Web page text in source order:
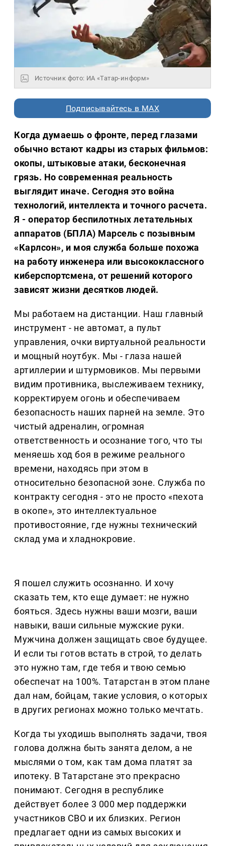
Источник фото: ИА «Татар-информ»
Подписывайтесь в MAX
Когда думаешь о фронте, перед глазами
обычно встают кадры из старых фильмов:
окопы, штыковые атаки, бесконечная
грязь. Но современная реальность
выглядит иначе. Сегодня это война
технологий, интеллекта и точного расчета.
Я - оператор беспилотных летательных
аппаратов (БПЛА) Марсель с позывным
«Карлсон», и моя служба больше похожа
на работу инженера или высококлассного
киберспортсмена, от решений которого
зависят жизни десятков людей.
Мы работаем на дистанции. Наш главный
инструмент - не автомат, а пульт
управления, очки виртуальной реальности
и мощный ноутбук. Мы - глаза нашей
артиллерии и штурмовиков. Мы первыми
видим противника, выслеживаем технику,
корректируем огонь и обеспечиваем
безопасность наших парней на земле. Это
чистый адреналин, огромная
ответственность и осознание того, что ты
меняешь ход боя в режиме реального
времени, находясь при этом в
относительно безопасной зоне. Служба по
контракту сегодня - это не просто «пехота
в окопе», это интеллектуальное
противостояние, где нужны технический
склад ума и хладнокровие.
Я пошел служить осознанно. И хочу
сказать тем, кто еще думает: не нужно
бояться. Здесь нужны ваши мозги, ваши
навыки, ваши сильные мужские руки.
Мужчина должен защищать свое будущее.
И если ты готов встать в строй, то делать
это нужно там, где тебя и твою семью
обеспечат на 100%. Татарстан в этом плане
дал нам, бойцам, такие условия, о которых
в других регионах можно только мечтать.
Когда ты уходишь выполнять задачи, твоя
голова должна быть занята делом, а не
мыслями о том, как там дома платят за
ипотеку. В Татарстане это прекрасно
понимают. Сегодня в республике
действует более 3 000 мер поддержки
участников СВО и их близких. Регион
предлагает одни из самых высоких и